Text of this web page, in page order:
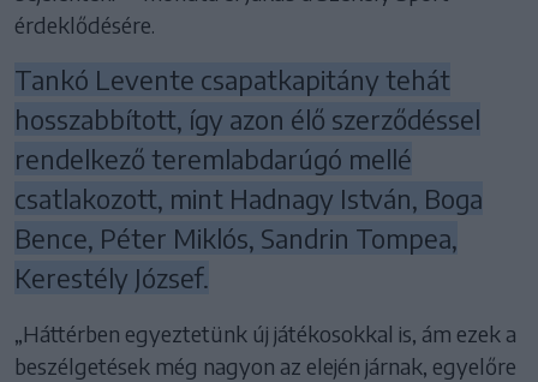
érdeklődésére.
Tankó Levente csapatkapitány tehát
hosszabbított, így azon élő szerződéssel
rendelkező teremlabdarúgó mellé
csatlakozott, mint Hadnagy István, Boga
Bence, Péter Miklós, Sandrin Tompea,
Kerestély József.
„Háttérben egyeztetünk új játékosokkal is, ám ezek a
beszélgetések még nagyon az elején járnak, egyelőre